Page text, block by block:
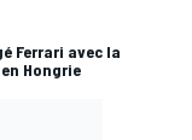
Ferrari avec la
Hongrie